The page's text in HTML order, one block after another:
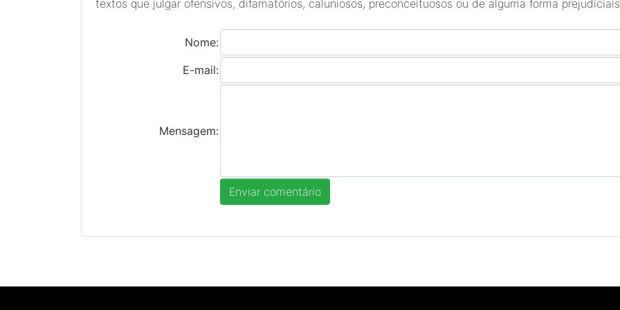
textos que julgar ofensivos, difamatórios, caluniosos, preconceituosos ou de alguma forma
Nome:
E-mail:
Mensagem: